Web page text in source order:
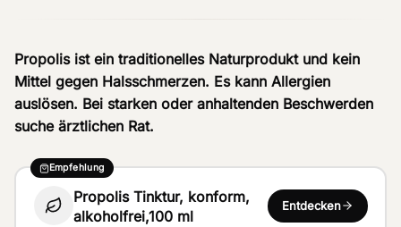
Propolis ist ein traditionelles Naturprodukt und kein
Mittel gegen Halsschmerzen. Es kann Allergien
auslösen. Bei starken oder anhaltenden Beschwerden
suche ärztlichen Rat.
Empfehlung
Propolis Tinktur, konform,
alkoholfrei,100 ml
Entdecken